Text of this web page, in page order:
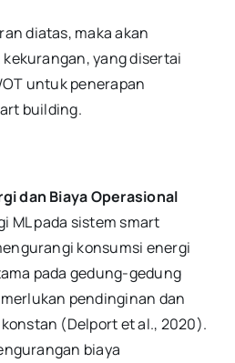
diatas, maka akan
yang disertai
untuk penerapan
building.
dan Biaya Operasional
ML pada sistem smart
konsumsi energi
pada gedung-gedung
pendinginan dan
(Delport et al., 2020).
biaya